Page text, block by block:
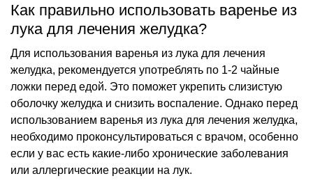
Как правильно использовать варенье из
лука для лечения желудка?
Для использования варенья из лука для лечения
желудка, рекомендуется употреблять по 1-2 чайные
ложки перед едой. Это поможет укрепить слизистую
оболочку желудка и снизить воспаление. Однако перед
использованием варенья из лука для лечения желудка,
необходимо проконсультироваться с врачом, особенно
если у вас есть какие-либо хронические заболевания
или аллергические реакции на лук.